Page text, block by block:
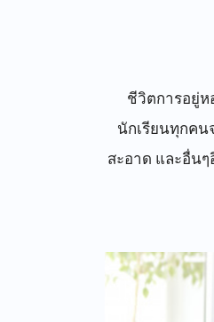
ชีวิตการอยู่ห
นักเรียนทุกคน
สะอาด และอื่น